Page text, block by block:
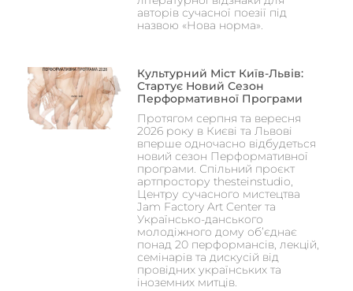
авторів сучасної поезії під
назвою «Нова норма».
Культурний Міст Київ-Львів:
Стартує Новий Сезон
Перформативної Програми
Протягом серпня та вересня
2026 року в Києві та Львові
вперше одночасно відбудеться
новий сезон Перформативної
програми. Спільний проєкт
артпростору thesteinstudio,
Центру сучасного мистецтва
Jam Factory Art Center та
Українсько-данського
молодіжного дому об’єднає
понад 20 перформансів, лекцій,
семінарів та дискусій від
провідних українських та
іноземних митців.